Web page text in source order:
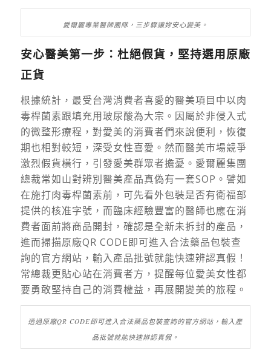
愛爾麗專業醫師團隊，三步驟讓妳安心變美。
安心醫美第一步：杜絕假貨，堅持選用原廠
正貨
根據統計，最受台灣消費者喜愛的醫美項目中以肉
毒桿菌素跟填充用玻尿酸為大宗。因屬於非侵入式
的微整形療程，對愛美的消費者們來說便利，恢復
期也相對較短，深受女性喜愛。然而醫美市場競爭
激烈假貨橫行，引發愛美群眾者擔憂。愛爾麗集團
總裁常如山對辨別醫美產品真偽有一套SOP。譬如
在施打肉毒桿菌素前，可先看外包裝是否有衛福部
提供的核准字號，而臨床經驗豐富的醫師也應在消
費者面前將商品開封，確認是全新未拆封的產品，
進而掃描原廠QR CODE即可進入合法藥品包裝查
詢的官方網站，輸入產品批號就能快速辨認真假！
常總裁更貼心站在消費者方，提醒每位愛美女性都
要勇敢堅持自己的消費權益，再展開變美的旅程。
透過原廠QR CODE即可進入合法藥品包裝查詢的官方網站，輸入產
品批號就能快速辨認真假。